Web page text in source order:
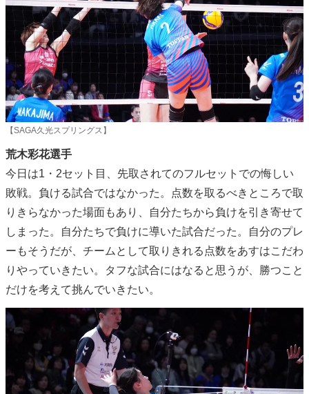
【SAGA久光スプリングス】
荒木彩花選手
今日は1・2セット目、先取されてのフルセットでの悔しい
敗戦。負ける試合ではなかった。点数を取るべきところで取
りきらなかった場面もあり、自分たちから負けを引き寄せて
しまった。自分たちで負けに導いた試合だった。自分のプレ
ーもそうだが、チームとして取りきれる点数をあすはこだわ
りやっていきたい。タフな試合にはなると思うが、勝つこと
だけを考えて挑んでいきたい。